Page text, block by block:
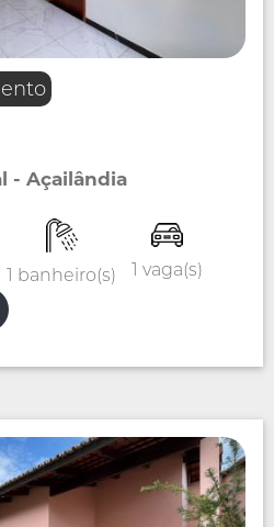
- Açailândia
1 banheiro(s)
1 vaga(s)